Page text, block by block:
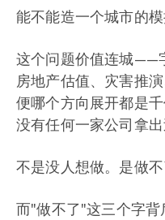
能不能造一个城市的模
这个问题价值连城——
房地产估值、灾害推
便哪个方向展开都是
没有任何一家公司拿出
不是没人想做。是做不
而"做不了"这三个字